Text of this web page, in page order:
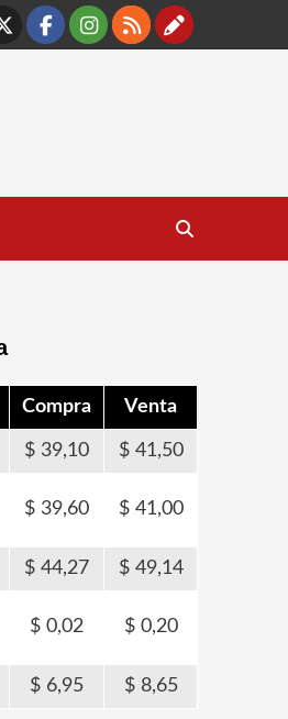
X Facebook
Instagram
RSS
Compra Venta
39,10 41,50
39,60 41,00
44,27 49,14
0,02 0,20
6,95 8,65